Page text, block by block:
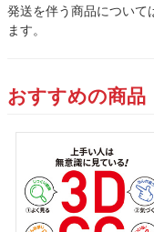
発送を伴う商品について
ます。
おすすめの商品